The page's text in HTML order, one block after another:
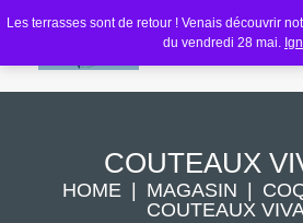
Les terrasses sont de retour ! Venais découvrir
du vendredi 28 mai.
COUTEAUX
HOME MAGASIN
COUTEAUX